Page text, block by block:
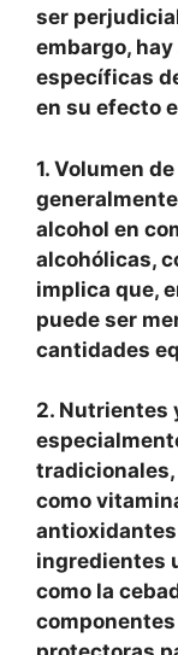
ser
embargo,
específicas
en su efecto
1. Volumen
alcohol en
alcohólicas,
implica que,
puede ser
cantidades
2. Nutrientes
como
ingredientes
como la